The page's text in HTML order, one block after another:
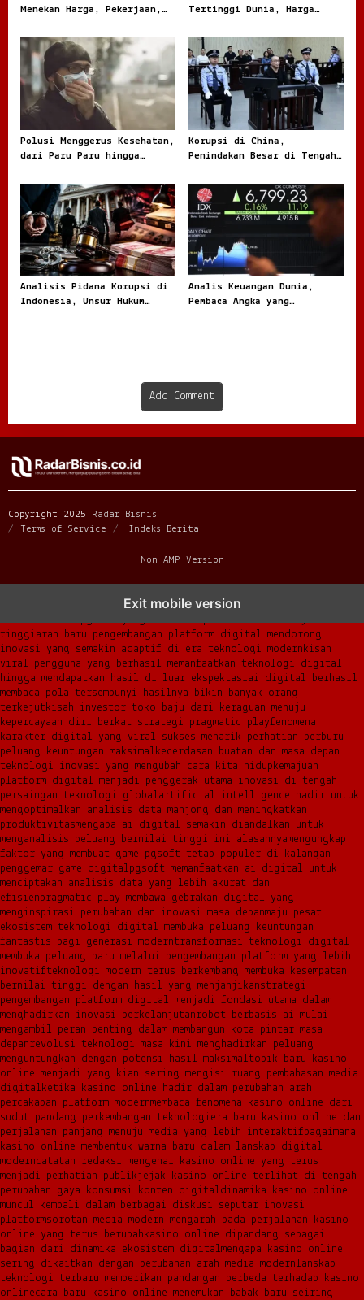
Menekan Harga, Pekerjaan,
Tertinggi Dunia, Harga
Polusi Menggerus Kesehatan,
dari Paru Paru hingga
Korupsi di China,
Penindakan Besar di Tengah
Analisis Pidana Korupsi di
Indonesia, Unsur Hukum
Analis Keuangan Dunia,
Pembaca Angka yang
Add Comment
Copyright 2025 Radar Bisnis
Terms of Service
Indeks Berita
Non AMP Version
Exit mobile version
dalam menghadirkan inovasi berkualitasai digital menjadi kunci
tinggiarah baru pengembangan platform digital mendorong
inovasi yang semakin adaptif di era teknologi modern kisah
viral pengguna yang berhasil memanfaatkan teknologi digital
hingga mendapatkan hasil di luar ekspektasiai digital berhasil
membaca pola tersembunyi hasilnya bikin banyak orang
terkejutkisah investor toko baju dari keraguan menuju
kepercayaan diri berkat strategi pragmatic playfenomena
karakter digital yang viral sukses menarik perhatian berburu
peluang keuntungan maksimal kecerdasan buatan dan masa depan
teknologi inovasi yang mengubah cara kita hidup kemajuan
platform digital menjadi penggerak utama inovasi di tengah
persaingan teknologi globalartificial intelligence hadir untuk
mengoptimalkan analisis data mahjong dan meningkatkan
produktivitasmengapa ai digital semakin diandalkan untuk
menganalisis peluang bernilai tinggi ini alasannyamengungkap
faktor yang membuat game pgsoft tetap populer di kalangan
penggemar game digitalpgsoft memanfaatkan ai digital untuk
menciptakan analisis data yang lebih akurat dan
efisienpragmatic play membawa gebrakan digital yang
menginspirasi perubahan dan inovasi masa depanmaju pesat
ekosistem teknologi digital membuka peluang keuntungan
fantastis bagi generasi moderntransformasi teknologi digital
membuka peluang baru melalui pengembangan platform yang lebih
inovatifteknologi modern terus berkembang membuka kesempatan
bernilai tinggi dengan hasil yang menjanjikanstrategi
pengembangan platform digital menjadi fondasi utama dalam
menghadirkan inovasi berkelanjutanrobot berbasis ai mulai
mengambil peran penting dalam membangun kota pintar masa
depanrevolusi teknologi masa kini menghadirkan peluang
menguntungkan dengan potensi hasil maksimaltopik baru kasino
online menjadi yang kian sering mengisi ruang pembahasan media
digital ketika kasino online hadir dalam perubahan arah
percakapan platform modernmembaca fenomena kasino online dari
sudut pandang perkembangan teknologiera baru kasino online dan
perjalanan panjang menuju media yang lebih interaktif bagaimana
kasino online membentuk warna baru dalam lanskap digital
moderncatatan redaksi mengenai kasino online yang terus
menjadi perhatian publikjejak kasino online terlihat di tengah
perubahan gaya konsumsi konten digitaldinamika kasino online
muncul kembali dalam berbagai diskusi seputar inovasi
platformsorotan media modern mengarah pada perjalanan kasino
online yang terus berubah kasino online dipandang sebagai
bagian dari dinamika ekosistem digitalmengapa kasino online
sering dikaitkan dengan perubahan arah media modernlanskap
teknologi terbaru memberikan pandangan berbeda terhadap kasino
onlinecara baru kasino online menemukan babak baru seiring